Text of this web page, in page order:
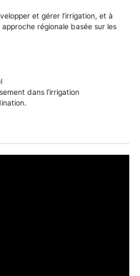
et gérer l’irrigation, et à
régionale basée sur les
dans l’irrigation